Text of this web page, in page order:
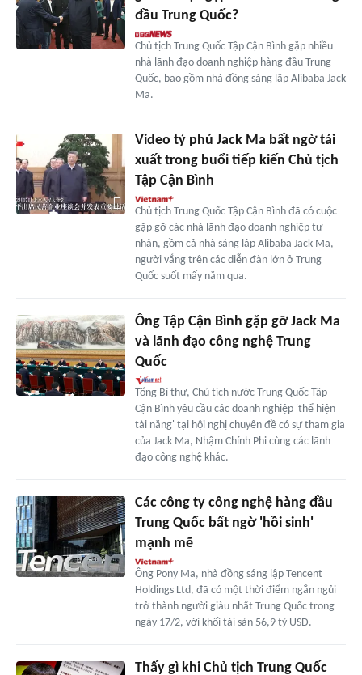
đầu Trung Quốc?
Chủ tịch Trung Quốc Tập Cận Bình gặp nhiều
nhà lãnh đạo doanh nghiệp hàng đầu Trung
Quốc, bao gồm nhà đồng sáng lập Alibaba Jack
Ma.
Video tỷ phú Jack Ma bất ngờ tái
xuất trong buổi tiếp kiến Chủ tịch
Tập Cận Bình
Chủ tịch Trung Quốc Tập Cận Bình đã có cuộc
gặp gỡ các nhà lãnh đạo doanh nghiệp tư
nhân, gồm cả nhà sáng lập Alibaba Jack Ma,
người vắng trên các diễn đàn lớn ở Trung
Quốc suốt mấy năm qua.
Ông Tập Cận Bình gặp gỡ Jack Ma
và lãnh đạo công nghệ Trung
Quốc
Tổng Bí thư, Chủ tịch nước Trung Quốc Tập
Cận Bình yêu cầu các doanh nghiệp 'thể hiện
tài năng' tại hội nghị chuyên đề có sự tham gia
của Jack Ma, Nhậm Chính Phi cùng các lãnh
đạo công nghệ khác.
Các công ty công nghệ hàng đầu
Trung Quốc bất ngờ 'hồi sinh'
mạnh mẽ
Ông Pony Ma, nhà đồng sáng lập Tencent
Holdings Ltd, đã có một thời điểm ngắn ngủi
trở thành người giàu nhất Trung Quốc trong
ngày 17/2, với khối tài sản 56,9 tỷ USD.
Thấy gì khi Chủ tịch Trung Quốc